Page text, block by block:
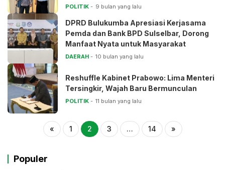
POLITIK 9 bulan yang lalu
DPRD Bulukumba Apresiasi Kerjasama
Pemda dan Bank BPD Sulselbar, Dorong
Manfaat Nyata untuk Masyarakat
DAERAH 10 bulan yang lalu
Reshuffle Kabinet Prabowo: Lima Menteri
Tersingkir, Wajah Baru Bermunculan
POLITIK 11 bulan yang lalu
« 1 2 3 … 14 »
Populer